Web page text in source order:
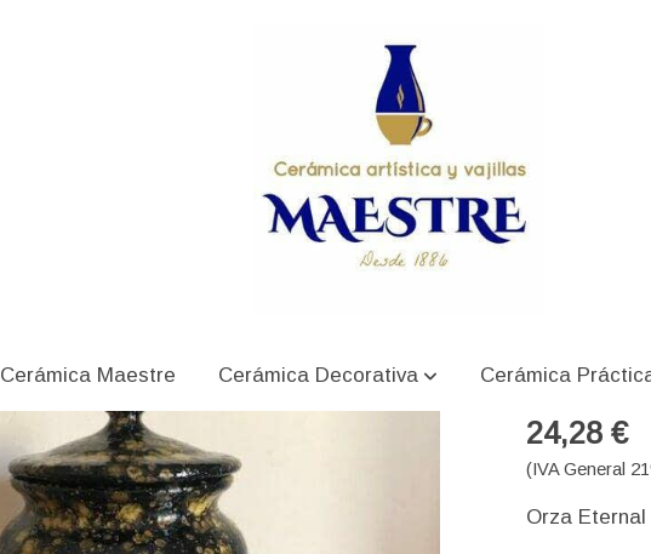
Cerámica Maestre Cerámica Decorativa CerámicaOrza
24,28 €
(IVA General
Orza Eternal